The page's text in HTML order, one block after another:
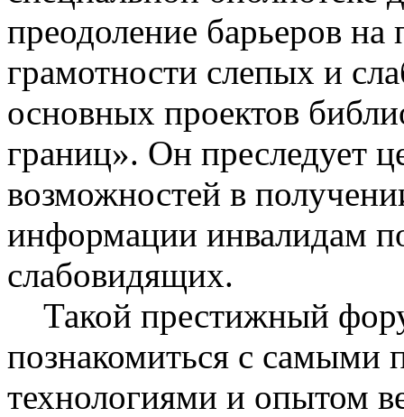
преодоление барьеров
грамотности слепых и
основных проектов
границ». Он преследует
возможностей в
информации инвалидам
слабовидящих.
Такой престижный
познакомиться с самыми
технологиями и опытом